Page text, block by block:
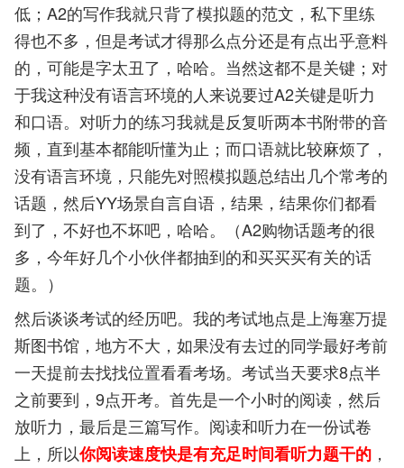
低；A2的写作我就只背了模拟题的范文，私下里练
得也不多，但是考试才得那么点分还是有点出乎意料
的，可能是字太丑了，哈哈。当然这都不是关键；对
于我这种没有语言环境的人来说要过A2关键是听力
和口语。对听力的练习我就是反复听两本书附带的音
频，直到基本都能听懂为止；而口语就比较麻烦了，
没有语言环境，只能先对照模拟题总结出几个常考的
话题，然后YY场景自言自语，结果，结果你们都看
到了，不好也不坏吧，哈哈。（A2购物话题考的很
多，今年好几个小伙伴都抽到的和买买买有关的话
题。）
然后谈谈考试的经历吧。我的考试地点是上海塞万提
斯图书馆，地方不大，如果没有去过的同学最好考前
一天提前去找找位置看看考场。考试当天要求8点半
之前要到，9点开考。首先是一个小时的阅读，然后
放听力，最后是三篇写作。阅读和听力在一份试卷
上，所以你阅读速度快是有充足时间看听力题干的 ，